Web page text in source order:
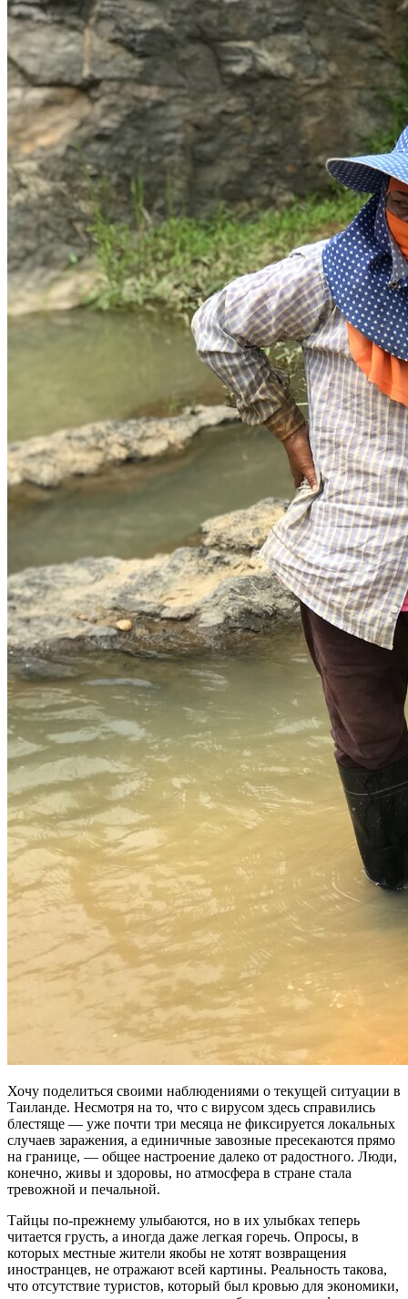
Хочу поделиться своими наблюдениями о текущей ситуации в
Таиланде. Несмотря на то, что с вирусом здесь справились
блестяще — уже почти три месяца не фиксируется локальных
случаев заражения, а единичные завозные пресекаются прямо
на границе, — общее настроение далеко от радостного. Люди,
конечно, живы и здоровы, но атмосфера в стране стала
тревожной и печальной.
Тайцы по-прежнему улыбаются, но в их улыбках теперь
читается грусть, а иногда даже легкая горечь. Опросы, в
которых местные жители якобы не хотят возвращения
иностранцев, не отражают всей картины. Реальность такова,
что отсутствие туристов, который был кровью для экономики,